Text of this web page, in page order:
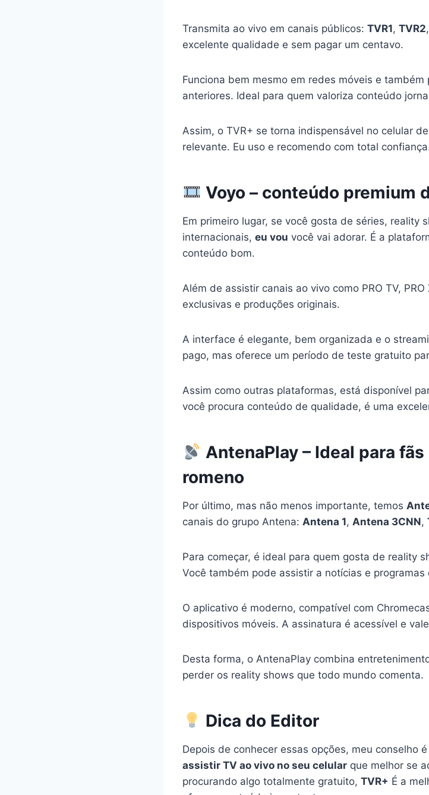
Transmita ao vivo em canais públicos: TVR1, TVR2,
excelente qualidade e sem pagar um centavo.
Funciona bem mesmo em redes móveis e
anteriores. Ideal para quem valoriza conteúdo
Assim, o TVR+ se torna indispensável no celular
relevante. Eu uso e recomendo com total
Voyo – conteúdo premium
Em primeiro lugar, se você gosta de séries, reality
internacionais, eu vou você vai adorar. É a
conteúdo bom.
Além de assistir canais ao vivo como PRO TV,
exclusivas e produções originais.
A interface é elegante, bem organizada e o
pago, mas oferece um período de teste gratuito
Assim como outras plataformas, está disponível
você procura conteúdo de qualidade, é uma
AntenaPlay – Ideal para
romeno
Por último, mas não menos importante, temos
canais do grupo Antena: Antena 1, Antena 3CNN,
Para começar, é ideal para quem gosta de reality
Você também pode assistir a notícias e
O aplicativo é moderno, compatível com
dispositivos móveis. A assinatura é acessível e
Desta forma, o AntenaPlay combina
perder os reality shows que todo mundo comenta.
Dica do Editor
Depois de conhecer essas opções, meu conselho
assistir TV ao vivo no seu celular que melhor se
procurando algo totalmente gratuito, TVR+ É a